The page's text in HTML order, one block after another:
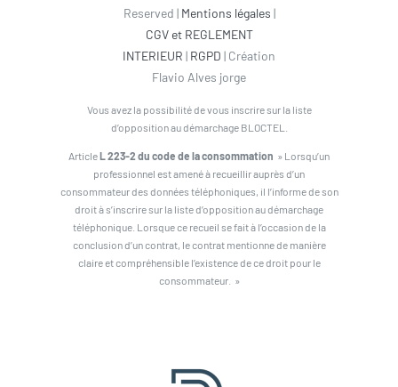
Reserved | Mentions légales |
CGV et REGLEMENT
INTERIEUR | RGPD | Création
Flavio Alves jorge
Vous avez la possibilité de vous inscrire sur la liste
d’opposition au démarchage BLOCTEL.
ArticleL 223-2 du code de la consommation » Lorsqu’un
professionnel est amené à recueillir auprès d’un
consommateur des données téléphoniques, il l’informe de son
droit à s’inscrire sur la liste d’opposition au démarchage
téléphonique. Lorsque ce recueil se fait à l’occasion de la
conclusion d’un contrat, le contrat mentionne de manière
claire et compréhensible l’existence de ce droit pour le
consommateur. »